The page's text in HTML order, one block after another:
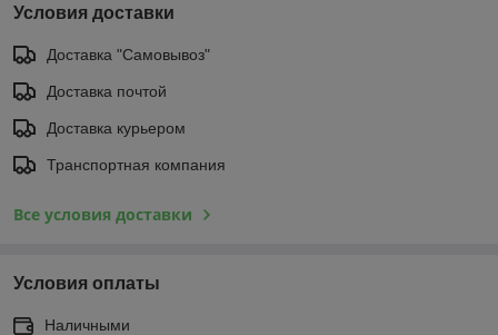
Условия доставки
Доставка "Самовывоз"
Доставка почтой
Доставка курьером
Транспортная компания
Все условия доставки
Условия оплаты
Наличными